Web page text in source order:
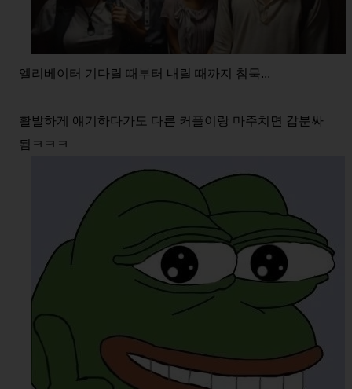
엘리베이터 기다릴 때부터 내릴 때까지 침묵...
활발하게 얘기하다가도 다른 커플이랑 마주치면 갑분싸
됨ㅋㅋㅋ